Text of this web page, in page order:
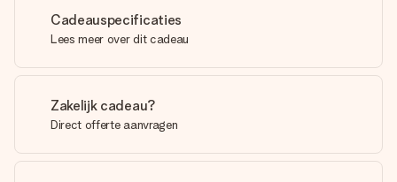
Cadeauspecificaties
Lees meer over dit cadeau
Zakelijk cadeau?
Direct offerte aanvragen